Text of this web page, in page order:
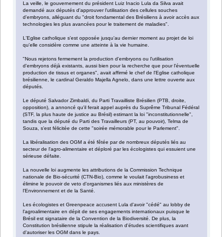
La veille, le gouvernement du président Luiz Inacio Lula da Silva avait
demandé aux députés d'approuver l'utilisation des cellules souches
d'embryons, alléguant du "droit fondamental des Brésiliens à avoir accès aux
technologies les plus avancées pour le traitement de maladies".
L'Eglise catholique s'est opposée jusqu'au dernier moment au projet de loi
qu'elle considère comme une atteinte à la vie humaine.
"Nous rejetons fermement la production d'embryons ou l'utilisation
d'embryons déjà existants, aussi bien pour la recherche que pour l'éventuelle
production de tissus et organes", avait affirmé le chef de l'Eglise catholique
brésilienne, le cardinal Geraldo Majella Agnelo, dans une lettre ouverte aux
députés.
Le député Salvador Zimbaldi, du Parti Travailliste Brésilien (PTB, droite,
opposition), a annoncé qu'il ferait appel auprès du Suprême Tribunal Fédéral
(STF, la plus haute de justice au Brésil) estimant la loi "inconstitutionnelle",
tandis que la député du Parti des Travailleurs (PT, au pouvoir), Telma de
Souza, s'est félicitée de cette "soirée mémorable pour le Parlement".
La libéralisation des OGM a été fêtée par de nombreux députés liés au
secteur de l'agro-alimentaire et déploré par les écologistes qui essuient une
sérieuse défaite.
La nouvelle loi augmente les attributions de la Commission Technique
nationale de Bio-sécurité (CTN-Bio), comme le voulait l'agrobusiness et
élimine le pouvoir de veto d'organismes liés aux ministères de
l'Environnement et de la Santé.
Les écologistes et Greenpeace accusent Lula d'avoir "cédé" au lobby de
l'agroalimentaire en dépit de ses engagements internationaux puisque le
Brésil est signataire de la Convention de la Biodiversité. De plus, la
Constitution brésilienne stipule la réalisation d'études scientifiques avant
d'autoriser les OGM dans le pays.